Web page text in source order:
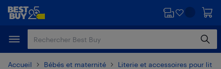
Passer
principal
Passer
Accueil Bébés et maternité Literie et accessoires pour lit